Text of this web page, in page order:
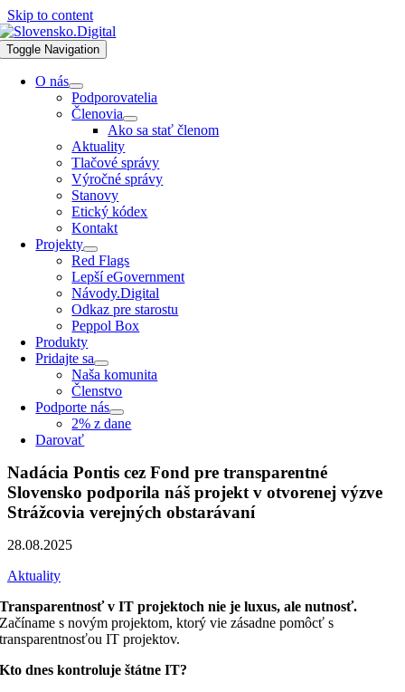
Skip to content
Toggle Navigation
O nás
Podporovatelia
Členovia
Ako sa stať členom
Aktuality
Tlačové správy
Výročné správy
Stanovy
Etický kódex
Kontakt
Projekty
Red Flags
Lepší eGovernment
Návody.Digital
Odkaz pre starostu
Peppol Box
Produkty
Pridajte sa
Naša komunita
Členstvo
Podporte nás
2% z dane
Darovať
Nadácia Pontis cez Fond pre transparentné
Slovensko podporila náš projekt v otvorenej výzve
Strážcovia verejných obstarávaní
28.08.2025
Aktuality
Transparentnosť v IT projektoch nie je luxus, ale nutnosť.
Začíname s novým projektom, ktorý vie zásadne pomôcť s
transparentnosťou IT projektov.
Kto dnes kontroluje štátne IT?